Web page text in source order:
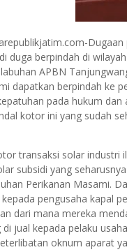
duga berpindah di
APBN
dapatkan berpindah ke
pada hukum
kotor ini yang sudah
transaksi solar industri
subsidi yang
Perikanan Masami.
pengusaha kapal
dari mana mereka
jual kepada pelaku
oknum aparat